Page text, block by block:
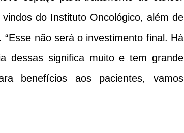
do Instituto Oncológico, além de
não será o investimento final. Há
dessas significa muito e tem grande
benefícios aos pacientes, vamos